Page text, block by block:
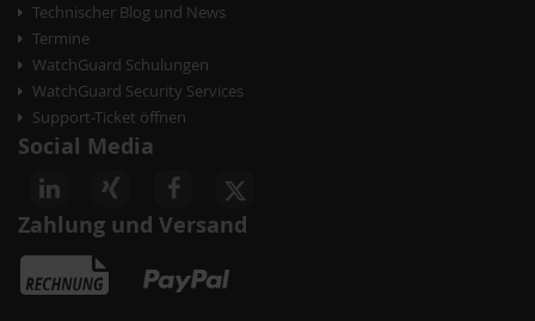
Technischer Blog und News
Termine
WatchGuard Schulungen
WatchGuard Security Services
Support-Ticket öffnen
Social Media
Zahlung und Versand